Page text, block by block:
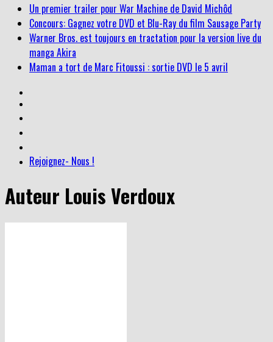
Un premier trailer pour War Machine de David Michôd
Concours: Gagnez votre DVD et Blu-Ray du film Sausage Party
Warner Bros. est toujours en tractation pour la version live du
manga Akira
Maman a tort de Marc Fitoussi : sortie DVD le 5 avril
Rejoignez- Nous !
Auteur Louis Verdoux